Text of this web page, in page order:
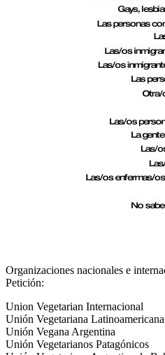
Organizaciones nacionales e
Petición:
Union Vegetarian Internacional
Unión Vegetariana Latinoamericana
Unión Vegana Argentina
Unión Vegetarianos Patagónicos